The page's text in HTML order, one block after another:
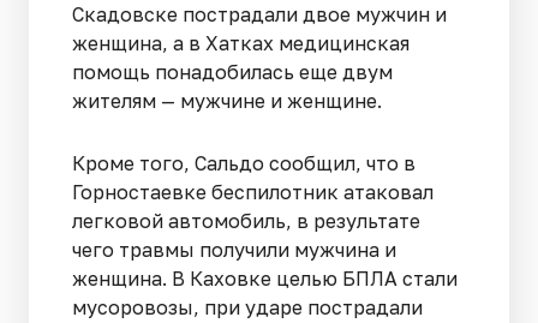
Скадовске пострадали двое мужчин и
женщина, а в Хатках медицинская
помощь понадобилась еще двум
жителям — мужчине и женщине.
Кроме того, Сальдо сообщил, что в
Горностаевке беспилотник атаковал
легковой автомобиль, в результате
чего травмы получили мужчина и
женщина. В Каховке целью БПЛА стали
мусоровозы, при ударе пострадали